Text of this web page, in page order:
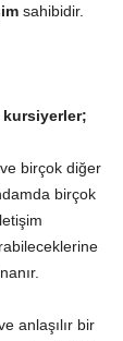
sahibidir.
birçok diğer
birçok
anlaşılır bir